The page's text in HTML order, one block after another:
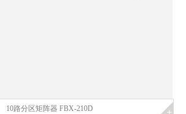
10路分区矩阵器 FBX-210D